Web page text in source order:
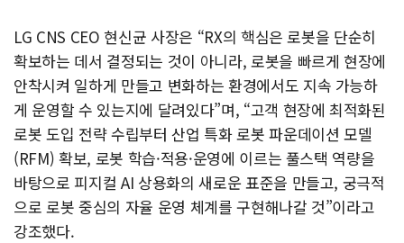
LG CNS CEO 현신균 사장은 “RX의 핵심은 로봇을 단순히
확보하는 데서 결정되는 것이 아니라, 로봇을 빠르게 현장에
안착시켜 일하게 만들고 변화하는 환경에서도 지속 가능하
게 운영할 수 있는지에 달려있다”며, “고객 현장에 최적화된
로봇 도입 전략 수립부터 산업 특화 로봇 파운데이션 모델
(RFM) 확보, 로봇 학습·적용·운영에 이르는 풀스택 역량을
바탕으로 피지컬 AI 상용화의 새로운 표준을 만들고, 궁극적
으로 로봇 중심의 자율 운영 체계를 구현해나갈 것”이라고
강조했다.